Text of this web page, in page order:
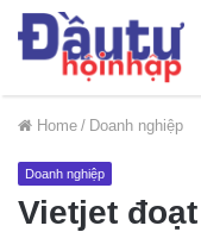
Home / Doanh nghiệp
Doanh nghiệp
Vietjet